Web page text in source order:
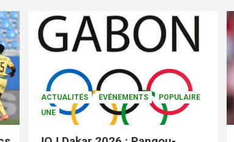
ACTUALITÉS EVÉNEMENTS
POPULAIRE
UNE